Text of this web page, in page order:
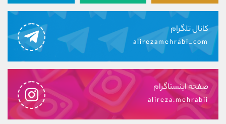
کانال تلگرام
alirezamehrabi_com
صفحه اینستاگرام
alireza.mehrabii